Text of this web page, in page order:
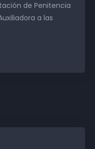
de Penitencia
a las